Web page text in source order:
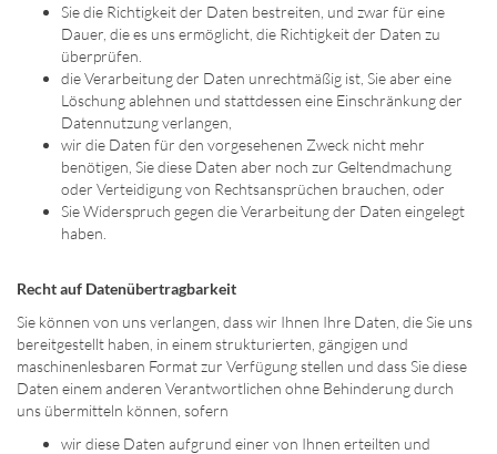
Sie die Richtigkeit der Daten bestreiten, und zwar für eine
Dauer, die es uns ermöglicht, die Richtigkeit der Daten zu
überprüfen.
die Verarbeitung der Daten unrechtmäßig ist, Sie aber eine
Löschung ablehnen und stattdessen eine Einschränkung der
Datennutzung verlangen,
wir die Daten für den vorgesehenen Zweck nicht mehr
benötigen, Sie diese Daten aber noch zur Geltendmachung
oder Verteidigung von Rechtsansprüchen brauchen, oder
Sie Widerspruch gegen die Verarbeitung der Daten eingelegt
haben.
Recht auf Datenübertragbarkeit
Sie können von uns verlangen, dass wir Ihnen Ihre Daten, die Sie uns
bereitgestellt haben, in einem strukturierten, gängigen und
maschinenlesbaren Format zur Verfügung stellen und dass Sie diese
Daten einem anderen Verantwortlichen ohne Behinderung durch
uns übermitteln können, sofern
wir diese Daten aufgrund einer von Ihnen erteilten und